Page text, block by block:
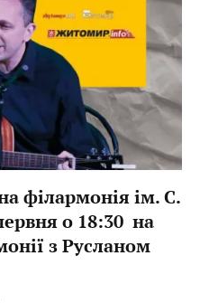
філармонія ім. С.
о 18:30 на
з Русланом